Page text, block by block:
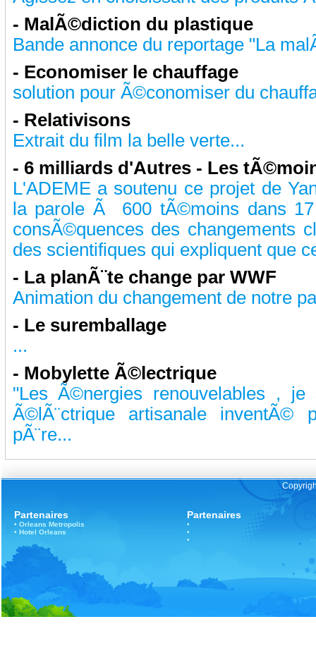
- MalÃ©diction du plastique
Bande annonce du reportage "La
- Economiser le chauffage
solution pour Ã©conomiser du
- Relativisons
Extrait du film la belle verte...
- 6 milliards d'Autres - Les
L'ADEME a soutenu ce projet de
la parole Ã 600 tÃ©moins dans
consÃ©quences des changements
des scientifiques qui expliquent que
- La planÃ¨te change par WWF
Animation du changement de notre
- Le suremballage
...
- Mobylette Ã©lectrique
"Les Ã©nergies renouvelables ,
Ã©lÃ¨ctrique artisanale inventÃ©
pÃ¨re...
Partenaires
• Orleans Metropolis
• Hotel Orleans
Partenaires
•
•
•